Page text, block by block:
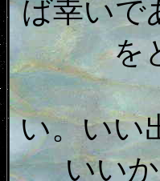
ば幸いで
を
い。いい
いい